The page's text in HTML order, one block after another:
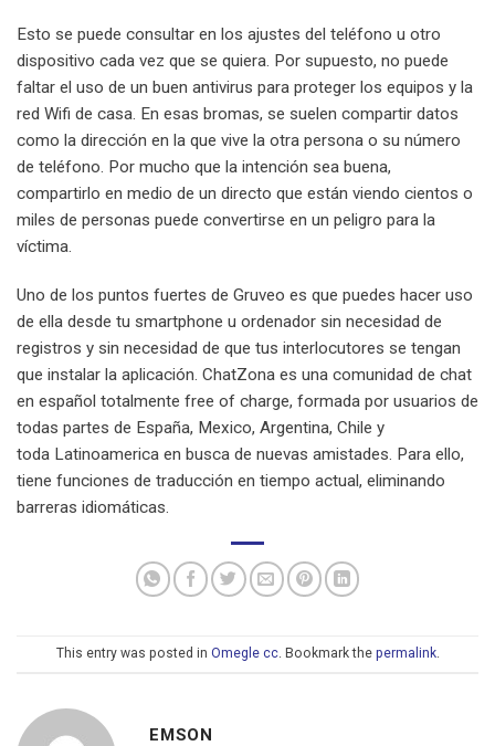
Esto se puede consultar en los ajustes del teléfono u otro
dispositivo cada vez que se quiera. Por supuesto, no puede
faltar el uso de un buen antivirus para proteger los equipos y la
red Wifi de casa. En esas bromas, se suelen compartir datos
como la dirección en la que vive la otra persona o su número
de teléfono. Por mucho que la intención sea buena,
compartirlo en medio de un directo que están viendo cientos o
miles de personas puede convertirse en un peligro para la
víctima.
Uno de los puntos fuertes de Gruveo es que puedes hacer uso
de ella desde tu smartphone u ordenador sin necesidad de
registros y sin necesidad de que tus interlocutores se tengan
que instalar la aplicación. ChatZona es una comunidad de chat
en español totalmente free of charge, formada por usuarios de
todas partes de España, Mexico, Argentina, Chile y
toda Latinoamerica en busca de nuevas amistades. Para ello,
tiene funciones de traducción en tiempo actual, eliminando
barreras idiomáticas.
This entry was posted in Omegle cc. Bookmark the permalink.
EMSON